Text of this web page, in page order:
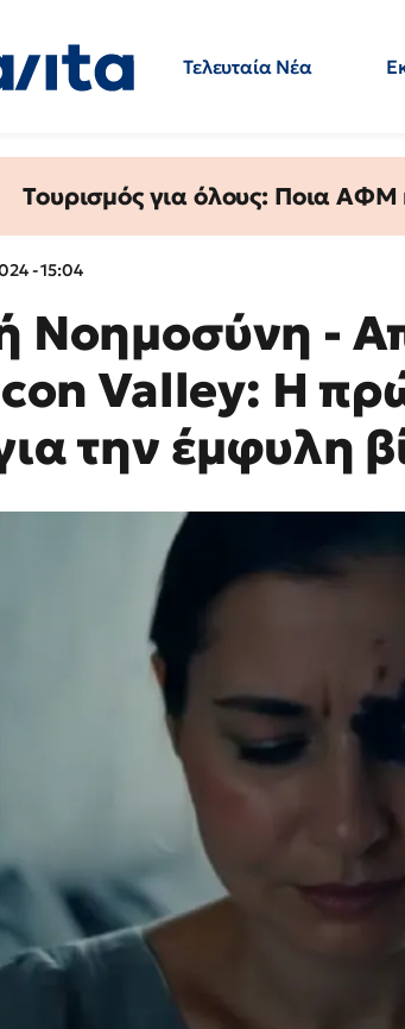
Τελευταία Νέα
Τουρισμός για όλους: Ποια
- 15:04
Νοημοσύνη -
Valley: Η
την έμφυλη